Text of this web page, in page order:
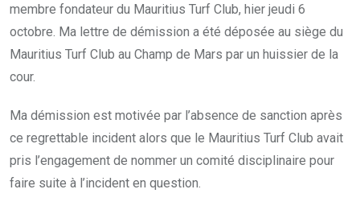
membre fondateur du Mauritius Turf Club, hier jeudi 6
octobre. Ma lettre de démission a été déposée au siège du
Mauritius Turf Club au Champ de Mars par un huissier de la
cour.
Ma démission est motivée par l’absence de sanction après
ce regrettable incident alors que le Mauritius Turf Club avait
pris l’engagement de nommer un comité disciplinaire pour
faire suite à l’incident en question.